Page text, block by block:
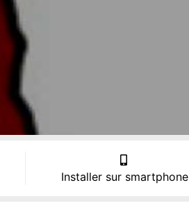
Installer sur smartphone